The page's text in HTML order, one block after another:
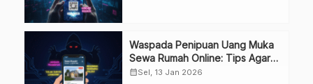
Waspada Penipuan Uang Muka
Sewa Rumah Online: Tips Agar
Tidak Terkecoh
calendar_monthSel, 13 Jan 2026